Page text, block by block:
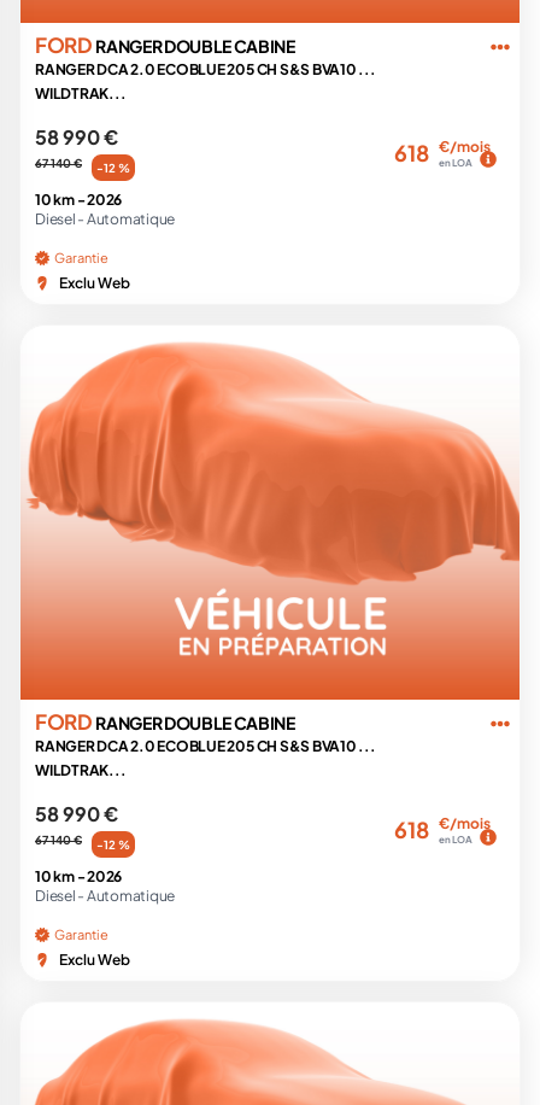
FORD RANGER DOUBLE CABINE
RANGER DCA 2.0 ECOBLUE 205 CH S&S BVA10 ...
WILDTRAK...
58 990 €
67 140 € -12 %
618 €/mois
en LOA
10 km -2026
Diesel - Automatique
Garantie
Exclu Web
FORD RANGER DOUBLE CABINE
RANGER DCA 2.0 ECOBLUE 205 CH S&S BVA10 ...
WILDTRAK...
58 990 €
67 140 € -12 %
618 €/mois
en LOA
10 km -2026
Diesel - Automatique
Garantie
Exclu Web